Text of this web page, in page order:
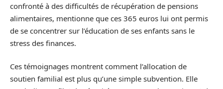
confronté à des difficultés de récupération de pensions
alimentaires, mentionne que ces 365 euros lui ont permis
de se concentrer sur l’éducation de ses enfants sans le
stress des finances.
Ces témoignages montrent comment l’allocation de
soutien familial est plus qu’une simple subvention. Elle